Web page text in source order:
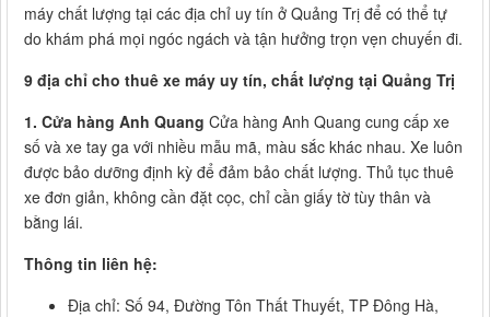
máy chất lượng tại các địa chỉ uy tín ở Quảng Trị để có thể tự
do khám phá mọi ngóc ngách và tận hưởng trọn vẹn chuyến đi.
9 địa chỉ cho thuê xe máy uy tín, chất lượng tại Quảng Trị
1. Cửa hàng Anh Quang Cửa hàng Anh Quang cung cấp xe
số và xe tay ga với nhiều mẫu mã, màu sắc khác nhau. Xe luôn
được bảo dưỡng định kỳ để đảm bảo chất lượng. Thủ tục thuê
xe đơn giản, không cần đặt cọc, chỉ cần giấy tờ tùy thân và
bằng lái.
Thông tin liên hệ:
Địa chỉ: Số 94, Đường Tôn Thất Thuyết, TP Đông Hà,